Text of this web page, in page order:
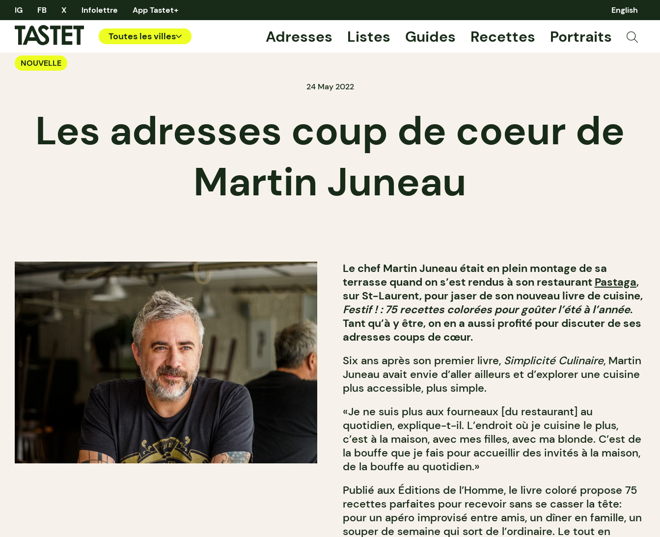
IG FB X Infolettre App Tastet+ English
Toutes les villes Adresses Listes Guides Recettes Portraits
NOUVELLE
24 May 2022
Les adresses coup de coeur de
Martin Juneau
Le chef Martin Juneau était en plein montage de sa
terrasse quand on s’est rendus à son restaurant Pastaga,
sur St-Laurent, pour jaser de son nouveau livre de cuisine,
Festif ! : 75 recettes colorées pour goûter l’été à l’année.
Tant qu’à y être, on en a aussi profité pour discuter de ses
adresses coups de cœur.
Six ans après son premier livre, Simplicité Culinaire, Martin
Juneau avait envie d’aller ailleurs et d’explorer une cuisine
plus accessible, plus simple.
«Je ne suis plus aux fourneaux [du restaurant] au
quotidien, explique-t-il. L’endroit où je cuisine le plus,
c’est à la maison, avec mes filles, avec ma blonde. C’est de
la bouffe que je fais pour accueillir des invités à la maison,
de la bouffe au quotidien.»
Publié aux Éditions de l’Homme, le livre coloré propose 75
recettes parfaites pour recevoir sans se casser la tête:
pour un apéro improvisé entre amis, un dîner en famille, un
souper de semaine qui sort de l’ordinaire. Le tout en